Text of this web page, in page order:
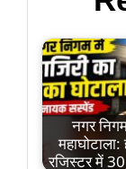
नगर
महाघोटाला:
रजिस्टर में